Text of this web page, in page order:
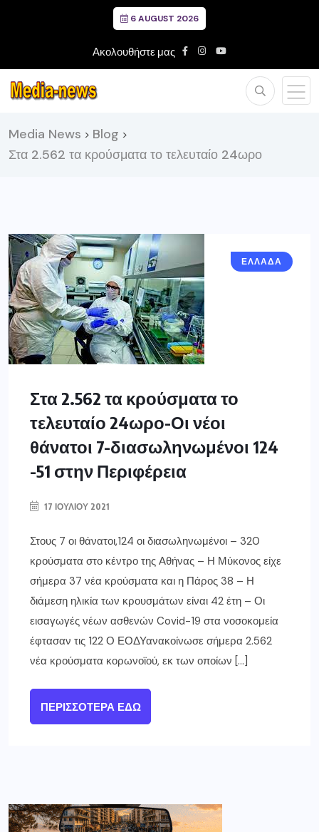
6 AUGUST 2026
Ακολουθήστε μας
Media News > Blog >
Στα 2.562 τα κρούσματα το τελευταίο 24ωρο
ΕΛΛΑΔΑ
Στα 2.562 τα κρούσματα το
τελευταίο 24ωρο-Οι νέοι
θάνατοι 7-διασωληνωμένοι 124
-51 στην Περιφέρεια
17 ΙΟΥΛΊΟΥ 2021
Στους 7 οι θάνατοι,124 οι διασωληνωμένοι – 320
κρούσματα στο κέντρο της Αθήνας – Η Μύκονος είχε
σήμερα 37 νέα κρούσματα και η Πάρος 38 – Η
διάμεση ηλικία των κρουσμάτων είναι 42 έτη – Οι
εισαγωγές νέων ασθενών Covid-19 στα νοσοκομεία
έφτασαν τις 122 Ο ΕΟΔΥανακοίνωσε σήμερα 2.562
νέα κρούσματα κορωνοϊού, εκ των οποίων […]
ΠΕΡΙΣΣΌΤΕΡΑ ΕΔΏ